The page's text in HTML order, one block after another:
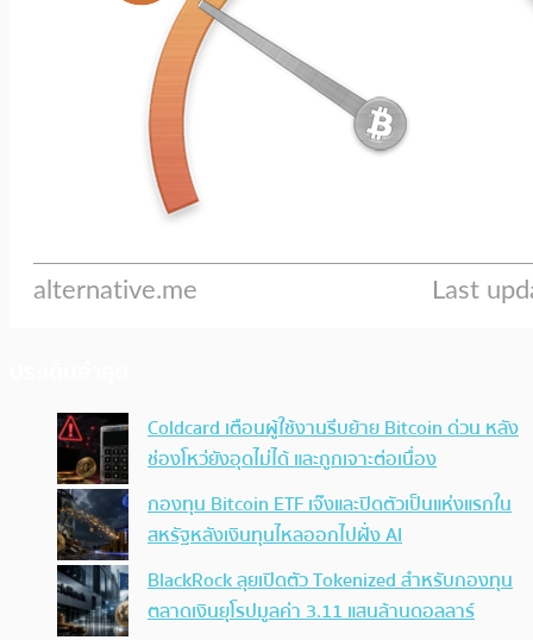
Coldcard เตือนผู้ใช้งานรีบย้าย Bitcoin ด่วน หลัง
ช่องโหว่ยังอุดไม่ได้ และถูกเจาะต่อเนื่อง
กองทุน Bitcoin ETF เจ๊งและปิดตัวเป็นแห่งแรกใน
สหรัฐหลังเงินทุนไหลออกไปฝั่ง AI
BlackRock ลุยเปิดตัว Tokenized สำหรับกองทุน
ตลาดเงินยุโรปมูลค่า 3.11 แสนล้านดอลลาร์